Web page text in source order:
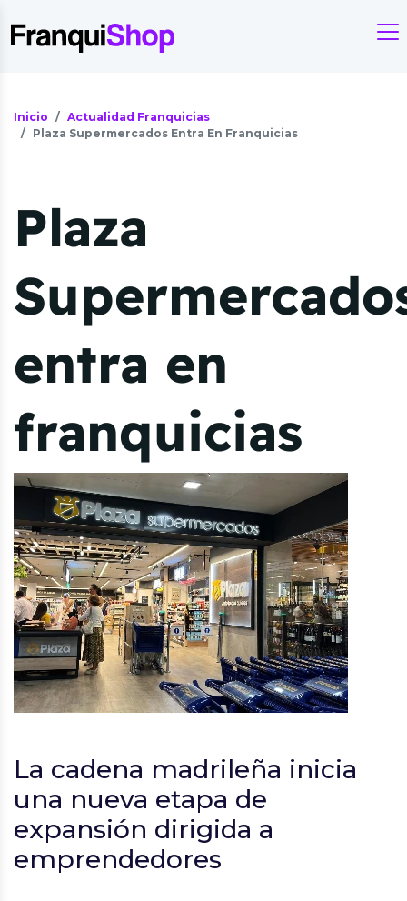
Inicio
Actualidad Franquicias
Plaza Supermercados Entra En Franquicias
Plaza
entra en
franquicias
La cadena madrileña inicia
una nueva etapa de
expansión dirigida a
emprendedores